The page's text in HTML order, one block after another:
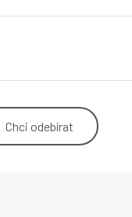
Chci odebírat